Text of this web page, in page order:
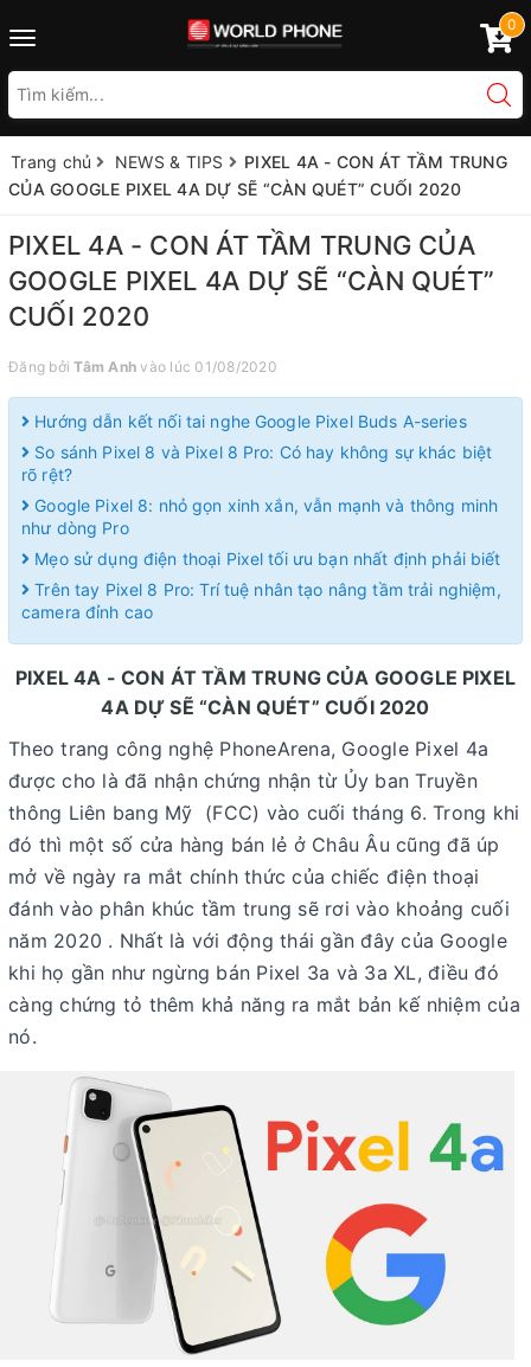
Toggle
0
Trang chủ NEWS & TIPS
PIXEL 4A - CON ÁT TẦM TRUNG
CỦA GOOGLE PIXEL 4A DỰ SẼ “CÀN QUÉT” CUỐI 2020
PIXEL 4A - CON ÁT TẦM TRUNG CỦA
GOOGLE PIXEL 4A DỰ SẼ “CÀN QUÉT”
CUỐI 2020
Đăng bởiTâm Anh vào lúc 01/08/2020
Hướng dẫn kết nối tai nghe Google Pixel Buds A-series
So sánh Pixel 8 và Pixel 8 Pro: Có hay không sự khác biệt
rõ rệt?
Google Pixel 8: nhỏ gọn xinh xắn, vẫn mạnh và thông minh
như dòng Pro
Mẹo sử dụng điện thoại Pixel tối ưu bạn nhất định phải biết
Trên tay Pixel 8 Pro: Trí tuệ nhân tạo nâng tầm trải nghiệm,
camera đỉnh cao
PIXEL 4A - CON ÁT TẦM TRUNG CỦA GOOGLE PIXEL
4A DỰ SẼ “CÀN QUÉT” CUỐI 2020
Theo trang công nghệ PhoneArena, Google Pixel 4a
được cho là đã nhận chứng nhận từ Ủy ban Truyền
thông Liên bang Mỹ (FCC) vào cuối tháng 6. Trong khi
đó thì một số cửa hàng bán lẻ ở Châu Âu cũng đã úp
mở về ngày ra mắt chính thức của chiếc điện thoại
đánh vào phân khúc tầm trung sẽ rơi vào khoảng cuối
năm 2020 . Nhất là với động thái gần đây của Google
khi họ gần như ngừng bán Pixel 3a và 3a XL, điều đó
càng chứng tỏ thêm khả năng ra mắt bản kế nhiệm của
nó.